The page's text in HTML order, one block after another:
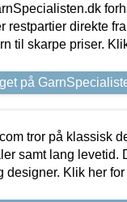
restpartier direkte
til skarpe priser.
på
tror på klassisk
samt lang levetid.
designer. Klik her